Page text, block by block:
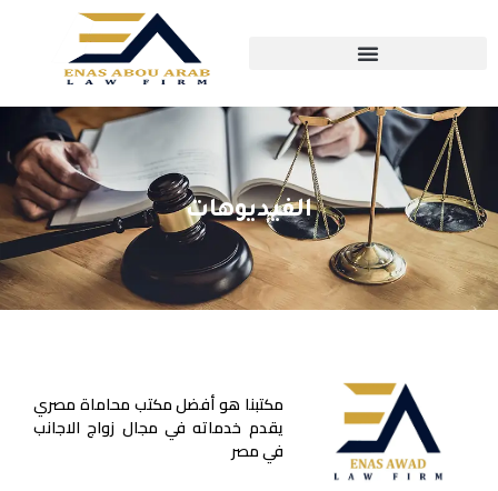
الفيديوهات
مكتبنا هو أفضل مكتب محاماة مصري
يقدم خدماته في مجال زواج الاجانب
في مصر